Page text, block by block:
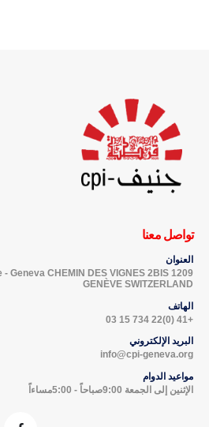
تواصل معنا
العنوان
Geneva CHEMIN DES VIGNES 2BIS 1209
GENÈVE SWITZERLAND
الهاتف
+41 (0)22 734 15 03
البريد الإلكتروني
info@cpi-geneva.org
مواعيد الدوام
الإثنين إلى الجمعة 9:00صباحاً - 5:00مساءاً